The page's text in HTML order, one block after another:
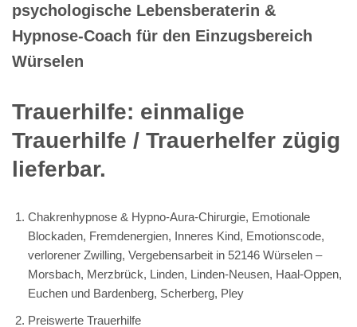
psychologische Lebensberaterin &
Hypnose-Coach für den Einzugsbereich
Würselen
Trauerhilfe: einmalige
Trauerhilfe / Trauerhelfer zügig
lieferbar.
Chakrenhypnose & Hypno-Aura-Chirurgie, Emotionale
Blockaden, Fremdenergien, Inneres Kind, Emotionscode,
verlorener Zwilling, Vergebensarbeit in 52146 Würselen –
Morsbach, Merzbrück, Linden, Linden-Neusen, Haal-Oppen,
Euchen und Bardenberg, Scherberg, Pley
Preiswerte Trauerhilfe